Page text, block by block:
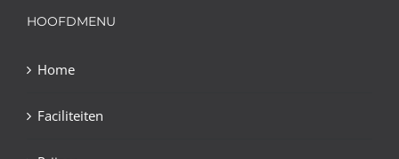
HOOFDMENU
Home
Faciliteiten